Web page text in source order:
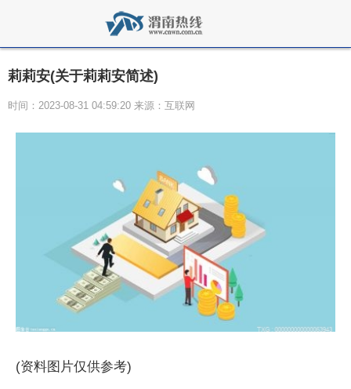
莉莉安(关于莉莉安简述)
时间：2023-08-31 04:59:20 来源：互联网
(资料图片仅供参考)